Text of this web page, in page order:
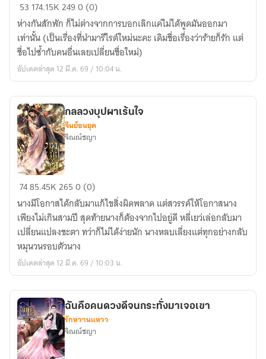
กัน
ก็
แค่
คิดถึง
53 174.15K2490 (0)
ห่างกันสักพัก ก็ไม่ต่างจากการบอกเลิกแค่ไม่ได้พูดมันออกมา
เท่านั้น (เป็นเรื่องที่นำมารีไรต์ใหม่นะคะ เดิมชื่อเรื่องว่าร้ายก็รัก แต่
ชื่อไปซ้ำกับคนอื่นเลยเปลี่ยนชื่อใหม่)
อัปเดตล่าสุด 12 มี.ค. 69 / 10:04 น.
กล
ลวง
บุปผา
เร้น
ใจ
กลลวงบุปผาเร้นใจ
จีนย้อนยุค
จิณณ์ชญา
7485.45K2650 (0)
นางมีโอกาสได้กลับมาแก้ไขสิ่งผิดพลาด แต่สวรรค์ให้โอกาสนาง
เพียงไม่เกินสามปี สุดท้ายนางก็ต้องจากไปอยู่ดี หลี่เยว่เล่อกลับมา
เปลี่ยนแปลงชะตา ทว่าก็ไม่ได้ง่ายนัก นางหลบเลี่ยงแต่ทุกอย่างกลับ
หมุนวนรอบตัวนาง
อัปเดตล่าสุด 12 มี.ค. 69 / 10:03 น.
ฉันคือคนดวงดีจนกระทั่งมาเจอเขา
รักหวานแหวว
จิณณ์ชญา